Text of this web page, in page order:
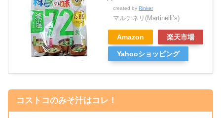
created by Rinker
マルチネリ(Martinelli’s)
Amazon 楽天市場
Yahooショッピング
コストコのみそ汁はコレ！